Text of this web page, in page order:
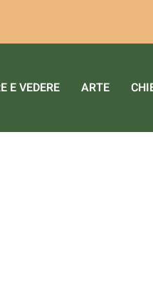
E VEDERE ARTE
accetti l'utilizzo dei